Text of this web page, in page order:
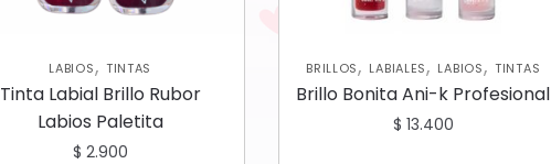
LABIOS, TINTAS
Tinta Labial Brillo Rubor
Labios Paletita
$ 2.900
BRILLOS, LABIALES, LABIOS,TINTAS
Brillo Bonita Ani-k Profesional
$ 13.400